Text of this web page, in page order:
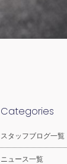
Categories
スタッフブログ一覧
ニュース一覧